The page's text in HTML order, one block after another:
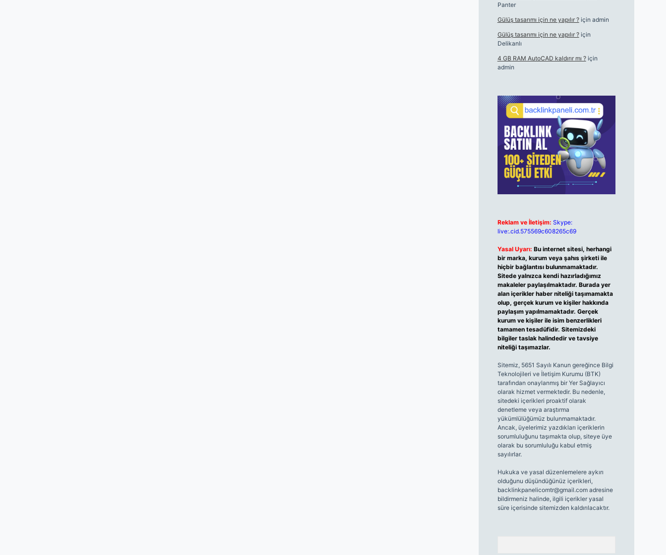
Panter
Gülüş tasarımı için ne yapılır ?için admin
Gülüş tasarımı için ne yapılır ?için
Delikanlı
4 GB RAM AutoCAD kaldırır mı ?için
admin
Reklam ve İletişim: Skype:
live:.cid.575569c608265c69
Yasal Uyarı: Bu internet sitesi, herhangi
bir marka, kurum veya şahıs şirketi ile
hiçbir bağlantısı bulunmamaktadır.
Sitede yalnızca kendi hazırladığımız
makaleler paylaşılmaktadır. Burada yer
alan içerikler haber niteliği taşımamakta
olup, gerçek kurum ve kişiler hakkında
paylaşım yapılmamaktadır. Gerçek
kurum ve kişiler ile isim benzerlikleri
tamamen tesadüfidir. Sitemizdeki
bilgiler taslak halindedir ve tavsiye
niteliği taşımazlar.
Sitemiz, 5651 Sayılı Kanun gereğince Bilgi
Teknolojileri ve İletişim Kurumu (BTK)
tarafından onaylanmış bir Yer Sağlayıcı
olarak hizmet vermektedir. Bu nedenle,
sitedeki içerikleri proaktif olarak
denetleme veya araştırma
yükümlülüğümüz bulunmamaktadır.
Ancak, üyelerimiz yazdıkları içeriklerin
sorumluluğunu taşımakta olup, siteye üye
olarak bu sorumluluğu kabul etmiş
sayılırlar.
Hukuka ve yasal düzenlemelere aykırı
olduğunu düşündüğünüz içerikleri,
backlinkpanelicomtr@gmail.comadresine
bildirmeniz halinde, ilgili içerikler yasal
süre içerisinde sitemizden kaldırılacaktır.